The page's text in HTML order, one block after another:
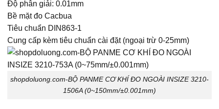
Độ phân giải: 0.01mm
Bề mặt đo Cacbua
Tiêu chuẩn DIN863-1
Cung cấp kèm tiêu chuẩn cài đặt (ngoại trừ 0-25mm)
shopdoluong.com-BỘ PANME CƠ KHÍ ĐO NGOÀI INSIZE 3210-
1506A (0~150mm/±0.001mm)